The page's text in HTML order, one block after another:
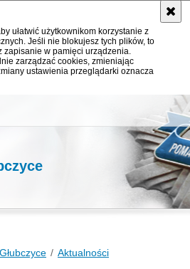
ułatwić użytkownikom korzystanie z
Jeśli nie blokujesz tych plików, to
zapisanie w pamięci urządzenia.
zarządzać cookies, zmieniając
ustawienia przeglądarki oznacza
Aktualności